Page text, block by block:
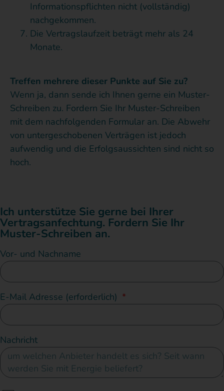
Informationspflichten nicht (vollständig)
nachgekommen.
Die Vertragslaufzeit beträgt mehr als 24
Monate.
Treffen mehrere dieser Punkte auf Sie zu?
Wenn ja, dann sende ich Ihnen gerne ein Muster-
Schreiben zu. Fordern Sie Ihr Muster-Schreiben
mit dem nachfolgenden Formular an. Die Abwehr
von untergeschobenen Verträgen ist jedoch
aufwendig und die Erfolgsaussichten sind nicht so
hoch.
Ich unterstütze Sie gerne bei Ihrer
Vertragsanfechtung. Fordern Sie Ihr
Muster-Schreiben an.
Vor- und Nachname
E-Mail Adresse (erforderlich)
Nachricht